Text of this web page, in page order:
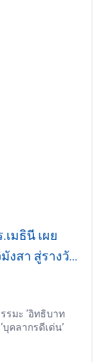
มธินี เผย
งสา สู่รางวัล
รมะ ‘อิทธิบาท
คลากรดีเด่น’